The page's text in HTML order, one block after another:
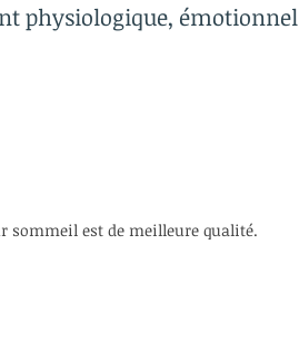
physiologique, émotionnel
sommeil est de meilleure qualité.